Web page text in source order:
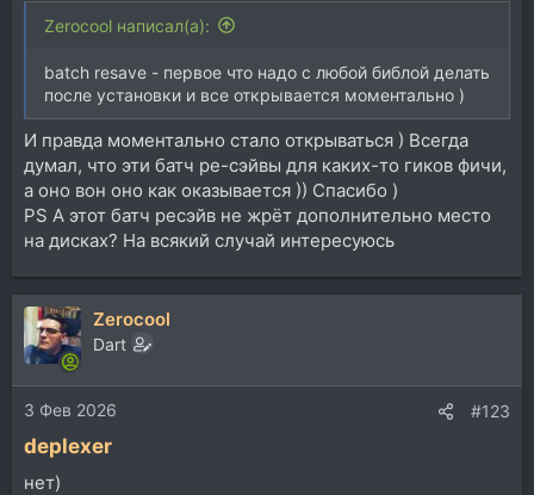
Zerocool написал(а):
batch resave - первое что надо с любой библой делать
после установки и все открывается моментально )
И правда моментально стало открываться ) Всегда
думал, что эти батч ре-сэйвы для каких-то гиков фичи,
а оно вон оно как оказывается )) Спасибо )
PS А этот батч ресэйв не жрёт дополнительно место
на дисках? На всякий случай интересуюсь
Zerocool
Dart
3 Фев 2026 #123
deplexer
нет)